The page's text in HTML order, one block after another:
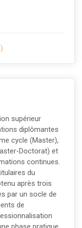
supérieur
diplômantes
cycle (Master),
Doctorat) et
continues.
du
après trois
par un socle de
de